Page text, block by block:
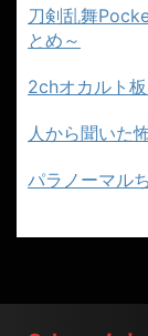
刀剣乱舞
とめ～
2chオカルト
人から聞いた
パラノーマル